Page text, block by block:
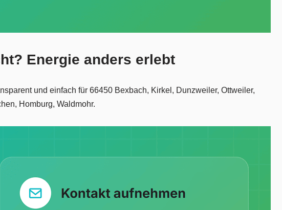
Energie anders erlebt
und einfach für 66450 Bexbach, Kirkel, Dunzweiler, Ottweiler,
Homburg, Waldmohr.